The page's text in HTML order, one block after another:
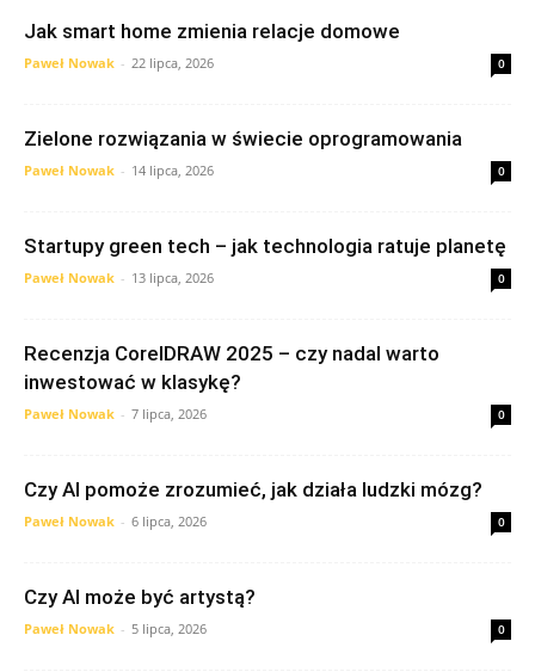
Jak smart home zmienia relacje domowe
Paweł Nowak - 22 lipca, 2026 0
Zielone rozwiązania w świecie oprogramowania
Paweł Nowak - 14 lipca, 2026 0
Startupy green tech – jak technologia ratuje planetę
Paweł Nowak - 13 lipca, 2026 0
Recenzja CorelDRAW 2025 – czy nadal warto
inwestować w klasykę?
Paweł Nowak - 7 lipca, 2026 0
Czy AI pomoże zrozumieć, jak działa ludzki mózg?
Paweł Nowak - 6 lipca, 2026 0
Czy AI może być artystą?
Paweł Nowak - 5 lipca, 2026 0